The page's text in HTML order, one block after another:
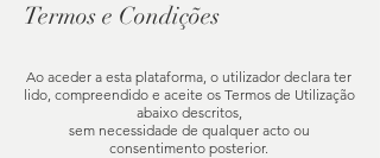
Termos e Condições
Ao aceder a esta plataforma, o utilizador declara ter
lido, compreendido e aceite os Termos de Utilização
abaixo descritos,
sem necessidade de qualquer acto ou
consentimento posterior.